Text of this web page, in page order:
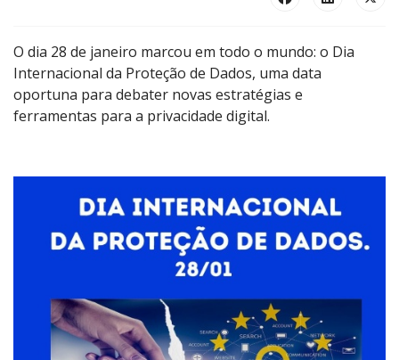
O dia 28 de janeiro marcou em todo o mundo: o Dia
Internacional da Proteção de Dados, uma data
oportuna para debater novas estratégias e
ferramentas para a privacidade digital.